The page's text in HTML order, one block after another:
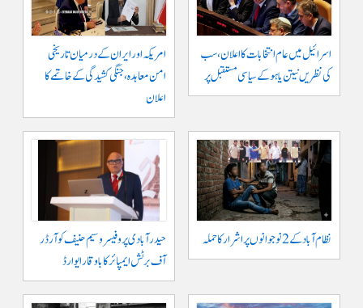
اسرائیل میں عام انتخابات کا اعلان، سب
کی نظریں نیتن یاہو کے سیاسی مستقبل پر
امریکہ اور ایران کے درمیان تاریخی
امن معاہدہ، جنگی کشیدگی کے خاتمے کا
اعلان
نظام آباد کے 2 نوجوانوں پر اشرار کا حملہ
حیدر آبادی پر و فیسر وسیم حنیف کو آرڈر
آف برٹش ایمپائر کا باوقار ایوارڈ